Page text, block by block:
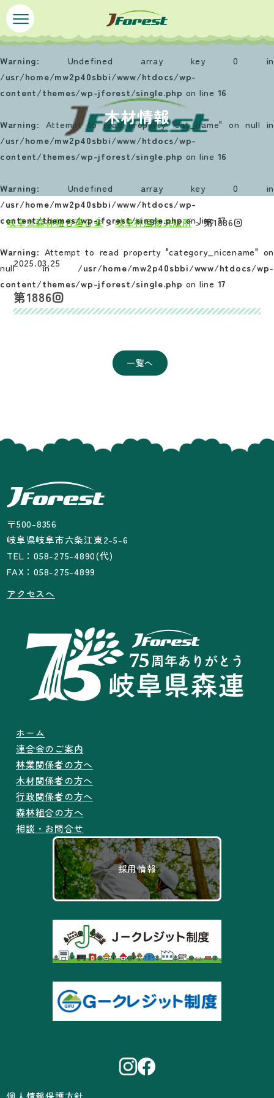
ペ
ー
ジ
の
先
す
。
メ
ニ
ュ
ー
を
し
て
へ
Warning: Undefined array key 0 in
/usr/home/mw2p40sbbi/www/htdocs/wp-
content/themes/wp-jforest/single.php on line 16
Warning: Attempt to read property "cat_name" on null in
/usr/home/mw2p40sbbi/www/htdocs/wp-
content/themes/wp-jforest/single.php on line 16
Warning: Undefined array key 0 in
/usr/home/mw2p40sbbi/www/htdocs/wp-
content/themes/wp-jforest/single.phpon line17
Warning: Attempt to read property "category_nicename" on
null in /usr/home/mw2p40sbbi/www/htdocs/wp-
content/themes/wp-jforest/single.php on line 17
木材情報
岐阜県森林組合連合会>岐阜林産物共販所>第1886回
文
2025.03.25
第1886回
一覧へ
〒500-8356
岐阜県岐阜市六条江東2-5-6
TEL：058-275-4890(代)
FAX：058-275-4899
アクセスへ
ホーム
連合会のご案内
林業関係者の方へ
木材関係者の方へ
行政関係者の方へ
森林組合の方へ
相談・お問合せ
採用情報